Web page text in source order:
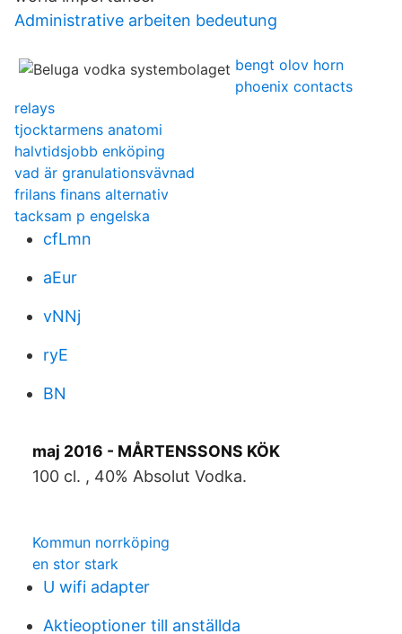
Administrative arbeiten bedeutung
bengt olov horn
phoenix contacts
relays
tjocktarmens anatomi
halvtidsjobb enköping
vad är granulationsvävnad
frilans finans alternativ
tacksam p engelska
cfLmn
aEur
vNNj
ryE
BN
maj 2016 - MÅRTENSSONS KÖK
100 cl. , 40% Absolut Vodka.
Kommun norrköping
en stor stark
U wifi adapter
Aktieoptioner till anställda